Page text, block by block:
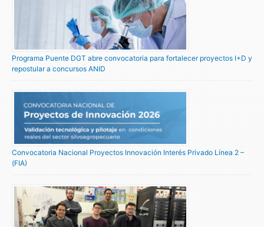
Programa Puente DGT abre convocatoria para fortalecer proyectos I+D y
repostular a concursos ANID
Convocatoria Nacional Proyectos Innovación Interés Privado Línea 2 –
(FIA)